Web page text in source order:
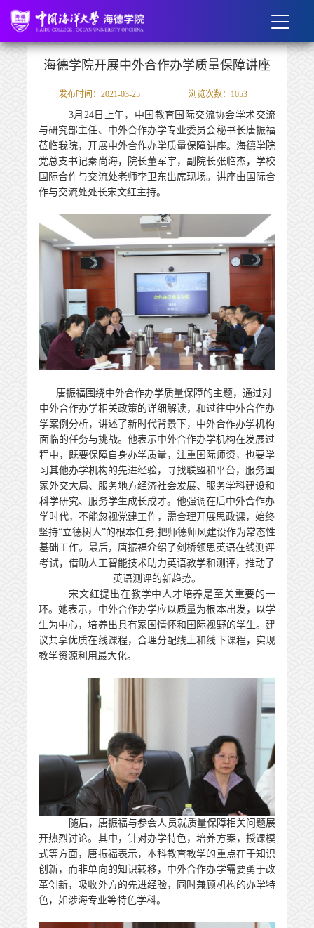
海德学院开展中外合作办学质量保障讲座
发布时间：2021-03-25 浏览次数： 1053
3月 24日上午，中国教育国际交流协会学术交流
与研究部主任、中外合作办学专业委员会秘书长唐振福
莅临我院，开展中外合作办学质量保障讲座。海德学院
党总支书记秦尚海，院长董军宇，副院长张临杰， 学校
国际合作与交流处老师李卫东出席现场。讲座由国际合
作与交流处处长宋文红主持。
唐振福围绕中外合作办学质量保障的主题，通过对
中外合作办学相关政策的详细解读，和过往中外合作办
学案例分析，讲述了新时代背景下，中外合作办学机构
面临的任务与挑战。他表示中外合作办学机构在发展过
程中，既要保障自身办学质量，注重国际师资，也要学
习其他办学机构的先进经验，寻找联盟和平台，服务国
家外交大局、服务地方经济社会发展、服务学科建设和
科学研究、服务学生成长成才。他强调在后中外合作办
学时代，不能忽视党建工作，需合理开展思政课，始终
坚持“立德树人”的根本任务,把师德师风建设作为常态性
基础工作。最后，唐振福介绍了剑桥领思英语在线测评
考试，借助人工智能技术助力英语教学和测评，推动了
英语测评的新趋势。
宋文红提出在教学中人才培养是至关重要的一
环。她表示，中外合作办学应以质量为根本出发，以学
生为中心，培养出具有家国情怀和国际视野的学生。建
议共享优质在线课程，合理分配线上和线下课程，实现
教学资源利用最大化。
随后，唐振福与参会人员就质量保障相关问题展
开热烈讨论。其中，针对办学特色，培养方案，授课模
式等方面，唐振福表示，本科教育教学的重点在于知识
创新，而非单向的知识转移，中外合作办学需要勇于改
革创新，吸收外方的先进经验，同时兼顾机构的办学特
色，如涉海专业等特色学科。